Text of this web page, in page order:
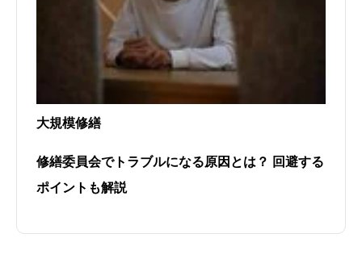
大規模修繕
修繕委員会でトラブルになる原因とは？ 回避する
ポイントも解説